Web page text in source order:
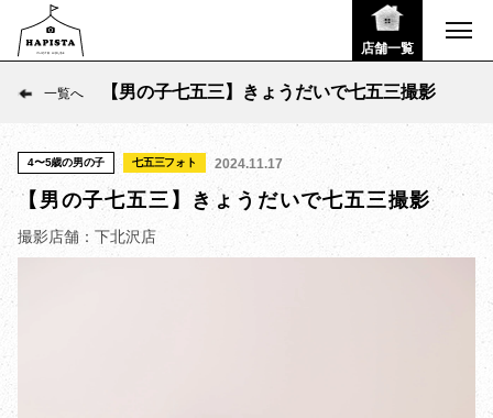
店舗一覧
一覧へ 【男の子七五三】きょうだいで七五三撮影
4〜5歳の男の子 七五三フォト 2024.11.17
【男の子七五三】きょうだいで七五三撮影
撮影店舗：下北沢店